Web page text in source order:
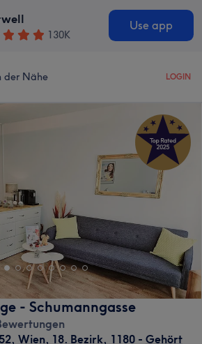
130K
Use app
der Nähe LOGIN
- Schumanngasse
, Wien, 18. Bezirk, 1180 - Gehört